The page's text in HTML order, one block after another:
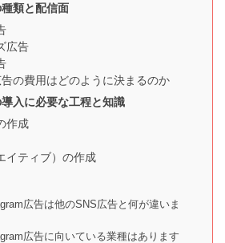
類と配信面
広告
の費用はどのように決まるのか
入に必要な工程と知識
作成
イティブ）の作成
広告は他のSNS広告と何が違いま
広告に向いている業種はあります